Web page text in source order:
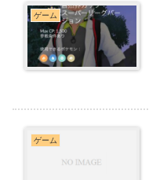
ゲーム
ゲーム